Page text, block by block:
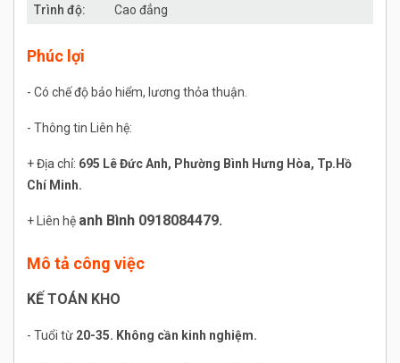
Trình độ:
Cao đẳng
Phúc lợi
- Có chế độ bảo hiểm, lương thỏa thuận.
- Thông tin Liên hệ:
+ Địa chỉ: 695 Lê Đức Anh, Phường Bình Hưng Hòa, Tp.Hồ
Chí Minh.
+ Liên hệ anh Bình 0918084479.
Mô tả công việc
KẾ TOÁN KHO
- Tuổi từ 20-35. Không cần kinh nghiệm.